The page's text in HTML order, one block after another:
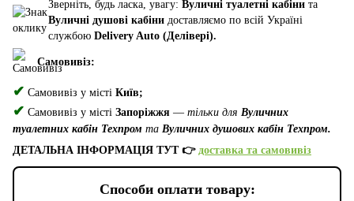
Зверніть, будь ласка, увагу: Вуличні туалетні кабіни та
Вуличні душові кабіни доставляємо по всій Україні
службою Delivery Auto (Делівері).
Самовивіз:
✔ Самовивіз у місті Київ;
✔ Самовивіз у місті Запоріжжя — тільки для Вуличних
туалетних кабін Техпром та Вуличних душових кабін Техпром.
ДЕТАЛЬНА ІНФОРМАЦІЯ ТУТ 👉 доставка та самовивіз
Способи оплати товару: